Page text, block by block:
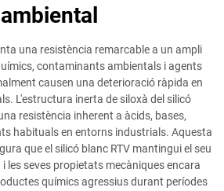
una resistència remarcable a un ampli
contaminants ambientals i agents
causen una deterioració ràpida en
L'estructura inerta de siloxà del silicó
resistència inherent a àcids, bases,
habituals en entorns industrials. Aquesta
que el silicó blanc RTV mantingui el seu
les seves propietats mecàniques encara
químics agressius durant períodes